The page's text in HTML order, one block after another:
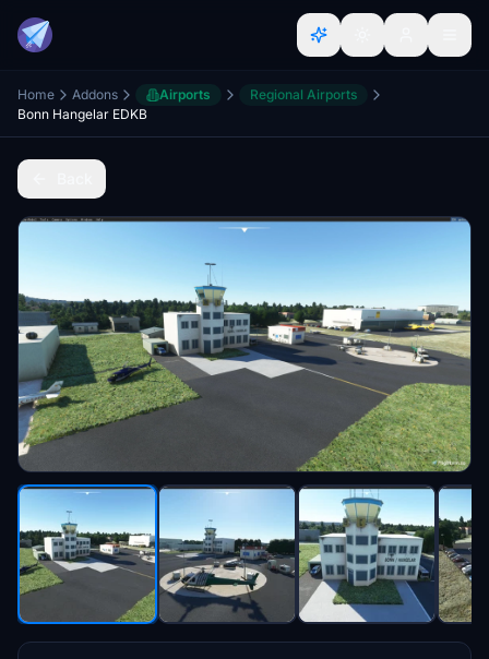
Home Addons Airports
Regional Airports
Bonn Hangelar EDKB